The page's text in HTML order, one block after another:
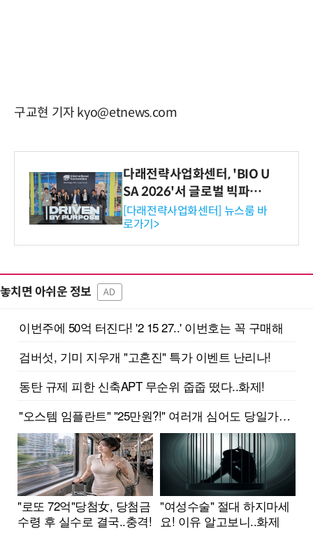
구교현 기자 kyo@etnews.com
다래전략사업화센터, 'BIO U
SA 2026'서 글로벌 빅파마
와의 비즈니스 미팅 지원…K
-바이오 해외 진출 교두보 확
보
[다래전략사업화센터] 뉴스룸 바
로가기>
놓치면 아쉬운 정보 AD